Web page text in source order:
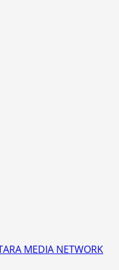
MEDIA NETWORK